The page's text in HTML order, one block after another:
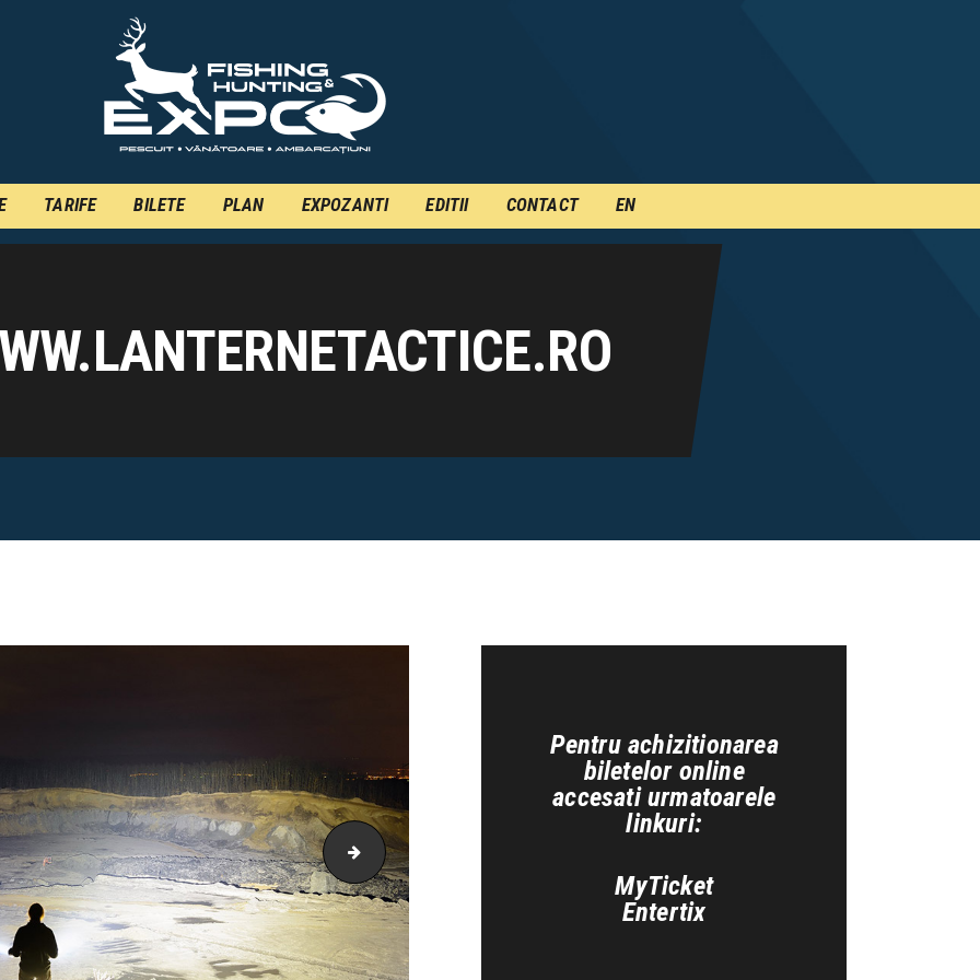
TARIFE BILETE PLAN EXPOZANTI EDITII CONTACT EN
INSCRIERE
PLAN
CONTACT
lanterne
Pentru achizitionarea
biletelor online
accesati urmatoarele
linkuri:
MyTicket
Entertix